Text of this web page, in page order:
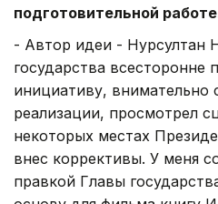
подготовительной
- Автор идеи - Нурсултан
государства всесторонне
инициативу, внимательно
реализации, просмотрел
некоторых местах
внес коррективы. У меня
правкой Главы